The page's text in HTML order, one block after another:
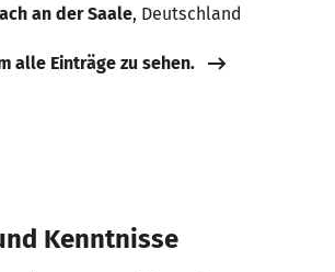
an der Saale, Deutschland
alle Einträge zu sehen.
Kenntnisse